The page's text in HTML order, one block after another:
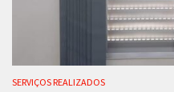
SERVIÇOS REALIZADOS